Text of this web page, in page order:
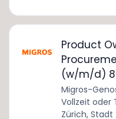
Product
(w/m/d)
Migros-
Vollzeit oder
Zürich, Stadt